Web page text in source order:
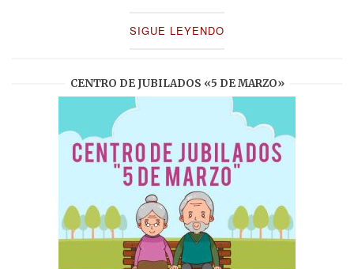
SIGUE LEYENDO
CENTRO DE JUBILADOS «5 DE MARZO»